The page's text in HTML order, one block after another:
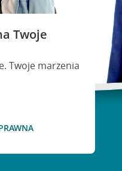
Twoje
Twoje marzenia